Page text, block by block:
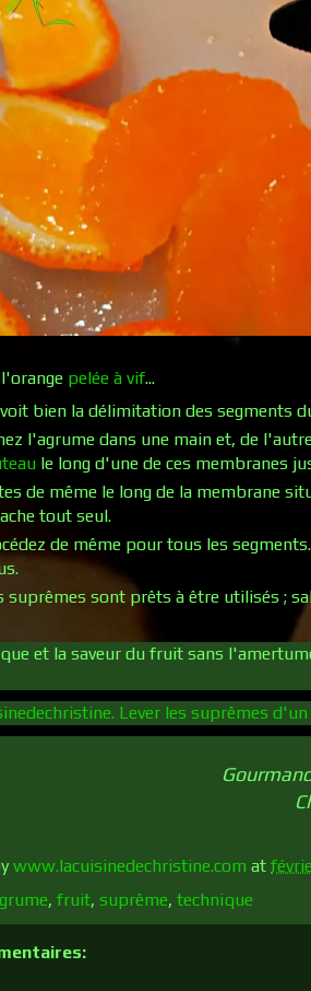
pelée à vif...
bien la délimitation des segments
l'agrume dans une main et, de
le long d'une de ces membranes
de même le long de la membrane
tout seul.
de même pour tous les
suprêmes sont prêts à être utilisés ;
et la saveur du fruit sans
www.lacuisinedechristine.com at
, fruit, suprême, technique